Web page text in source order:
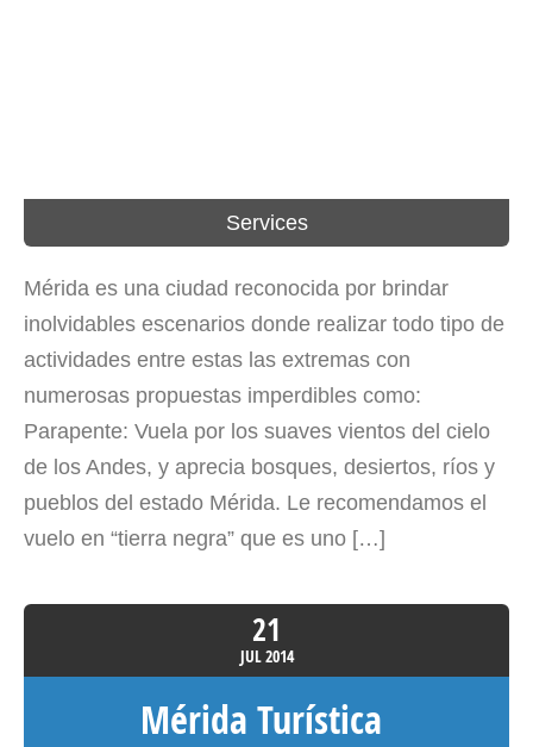
Services
Mérida es una ciudad reconocida por brindar
inolvidables escenarios donde realizar todo tipo de
actividades entre estas las extremas con
numerosas propuestas imperdibles como:
Parapente: Vuela por los suaves vientos del cielo
de los Andes, y aprecia bosques, desiertos, ríos y
pueblos del estado Mérida. Le recomendamos el
vuelo en “tierra negra” que es uno […]
21
JUL2014
Mérida Turística